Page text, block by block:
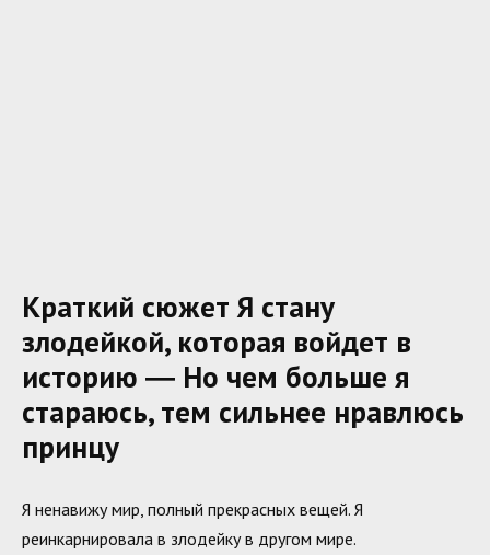
Краткий сюжет Я стану
злодейкой, которая войдет в
историю ― Но чем больше я
стараюсь, тем сильнее нравлюсь
принцу
Я ненавижу мир, полный прекрасных вещей. Я
реинкарнировала в злодейку в другом мире.